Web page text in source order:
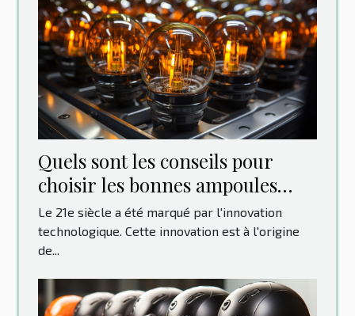
Quels sont les conseils pour
choisir les bonnes ampoules
pour votre voiture ?
Le 21e siècle a été marqué par l'innovation
technologique. Cette innovation est à l'origine
de...